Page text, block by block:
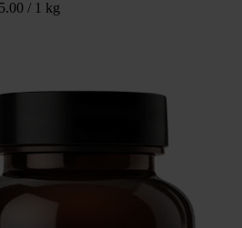
/ 1 kg